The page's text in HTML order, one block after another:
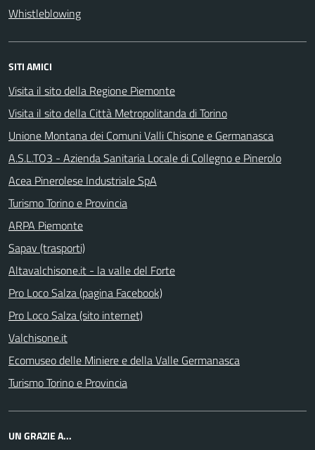
Whistleblowing
SITI AMICI
Visita il sito della Regione Piemonte
Visita il sito della Città Metropolitanda di Torino
Unione Montana dei Comuni Valli Chisone e Germanasca
A.S.L.TO3 - Azienda Sanitaria Locale di Collegno e Pinerolo
Acea Pinerolese Industriale SpA
Turismo Torino e Provincia
ARPA Piemonte
Sapav (trasporti)
Altavalchisone.it - la valle del Forte
Pro Loco Salza (pagina Facebook)
Pro Loco Salza (sito internet)
Valchisone.it
Ecomuseo delle Miniere e della Valle Germanasca
Turismo Torino e Provincia
UN GRAZIE A...